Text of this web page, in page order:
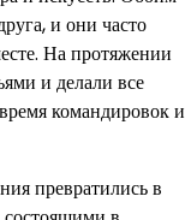
и они часто
На протяжении
и делали все
командировок и
превратились в